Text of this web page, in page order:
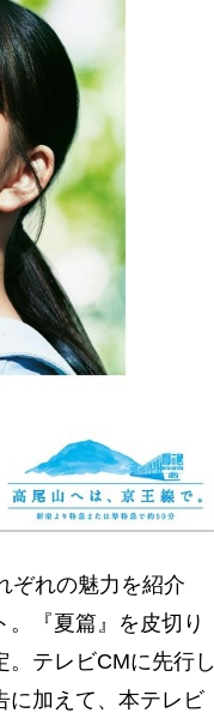
ぞれの魅力を紹介
『夏篇』を皮切り
テレビCMに先行し
に加えて、本テレビ